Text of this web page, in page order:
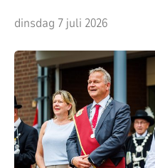
dinsdag 7 juli 2026